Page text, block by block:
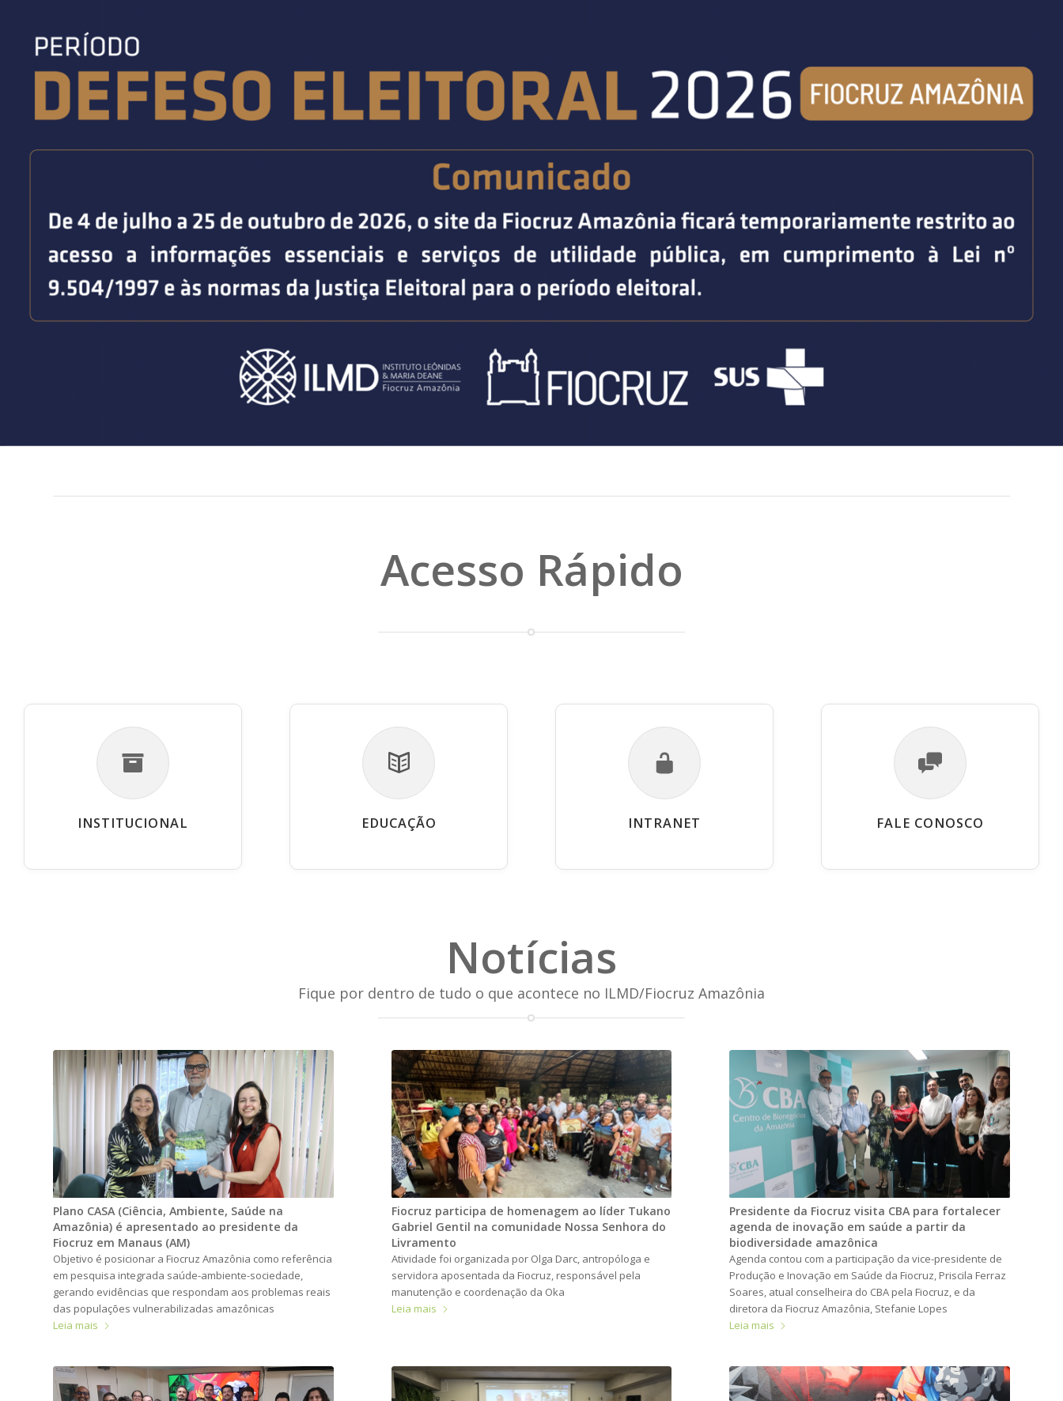
Acesso Rápido
INSTITUCIONAL EDUCAÇÃO INTRANET FALE CONOSCO
Notícias
Fique por dentro de tudo o que acontece no ILMD/Fiocruz Amazônia
Plano CASA (Ciência, Ambiente, Saúde na
Amazônia) é apresentado ao presidente da
Fiocruz em Manaus (AM)
Objetivo é posicionar a Fiocruz Amazônia como referência
em pesquisa integrada saúde-ambiente-sociedade,
gerando evidências que respondam aos problemas reais
das populações vulnerabilizadas amazônicas
Leia mais
Fiocruz participa de homenagem ao líder Tukano
Gabriel Gentil na comunidade Nossa Senhora do
Livramento
Atividade foi organizada por Olga Darc, antropóloga e
servidora aposentada da Fiocruz, responsável pela
manutenção e coordenação da Oka
Leia mais
Presidente da Fiocruz visita CBA para fortalecer
agenda de inovação em saúde a partir da
biodiversidade amazônica
Agenda contou com a participação da vice-presidente de
Produção e Inovação em Saúde da Fiocruz, Priscila Ferraz
Soares, atual conselheira do CBA pela Fiocruz, e da
diretora da Fiocruz Amazônia, Stefanie Lopes
Leia mais